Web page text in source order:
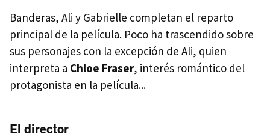
Banderas, Ali y Gabrielle completan el reparto
principal de la película. Poco ha trascendido sobre
sus personajes con la excepción de Ali, quien
interpreta a Chloe Fraser, interés romántico del
protagonista en la película...
El director